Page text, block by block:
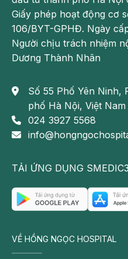
Giấy phép hoạt động cơ
106/BYT-GPHĐ. Ngày
Người chịu trách nhiệm
Dương Thành Nhân
Số 55 Phố Yên Ninh,
phố Hà Nội, Việt Nam
024 3927 5568
TẢI ỨNG DỤNG
VỀ HỒNG NGỌC HOSPITAL